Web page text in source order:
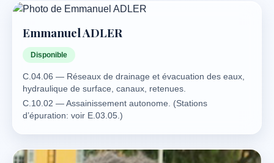
Emmanuel ADLER
Disponible
C.04.06 — Réseaux de drainage et évacuation des eaux,
hydraulique de surface, canaux, retenues.
C.10.02 — Assainissement autonome. (Stations
d’épuration: voir E.03.05.)
C.10.06 — Réseaux d’eau potable, eaux usées, eaux